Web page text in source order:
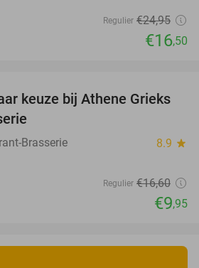
Regulier €24,95
€16,50
40%
keuze bij Athene Grieks
Brasserie 8.9 star
Regulier €16,60
€9,95